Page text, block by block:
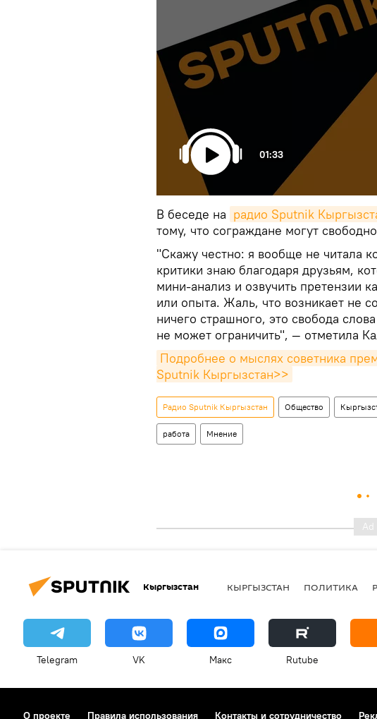
01:33
В беседе на радио Sputnik
тому, что сограждане могут
"Скажу честно: я вообще не читала
критики знаю благодаря друзьям,
мини-анализ и озвучить претензии
или опыта. Жаль, что возникает не
ничего страшного, это свобода
не может ограничить", — отметила
Подробнее о мыслях советника
Sputnik Кыргызстан>>
Радио Sputnik Кыргызстан Общество
работа Мнение
Кыргызстан КЫРГЫЗСТАН ПОЛИТИКА
Telegram VK Макс Rutube
О проекте Правила использования Контакты и сотрудничество